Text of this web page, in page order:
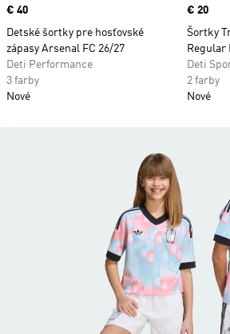
Price
€ 40
Detské šortky pre hosťovské
zápasy Arsenal FC 26/27
Deti Performance
3 farby
Nové
Price
€ 20
Šortky
Regular
Deti
2 farby
Nové